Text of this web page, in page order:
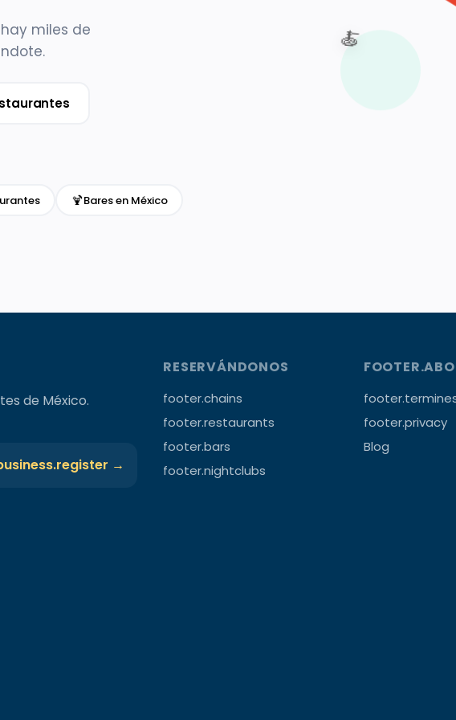
miles de
🍹Bares en México
🍝
de México.
→
RESERVÁNDONOS
footer.chains
footer.restaurants
footer.bars
footer.nightclubs
footer.privacy
Blog